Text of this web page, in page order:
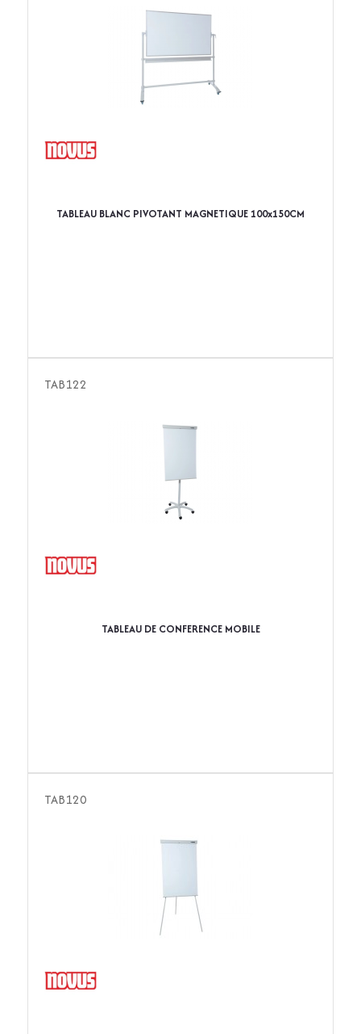
TABLEAU BLANC PIVOTANT MAGNETIQUE 100x150CM
TAB122
TABLEAU DE CONFERENCE MOBILE
TAB120